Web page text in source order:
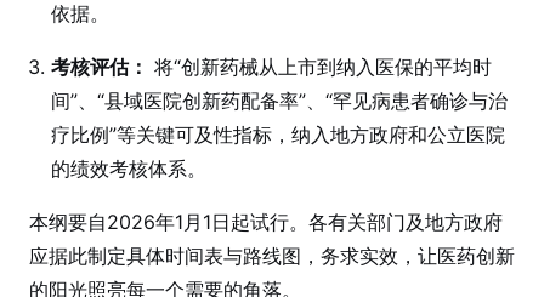
依据。
考核评估： 将“创新药械从上市到纳入医保的平均时
间”、“县域医院创新药配备率”、“罕见病患者确诊与治
疗比例”等关键可及性指标，纳入地方政府和公立医院
的绩效考核体系。
本纲要自2026年1月1日起试行。各有关部门及地方政府
应据此制定具体时间表与路线图，务求实效，让医药创新
的阳光照亮每一个需要的角落。